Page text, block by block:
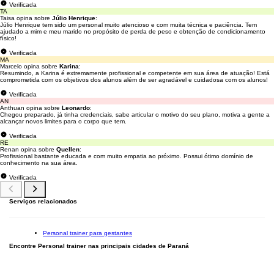
Verificada
TA
Taisa opina sobre Júlio Henrique:
Júlio Henrique tem sido um personal muito atencioso e com muita técnica e paciência. Tem
ajudado a mim e meu marido no propósito de perda de peso e obtenção de condicionamento
físico!
Verificada
MA
Marcelo opina sobre Karina:
Resumindo, a Karina é extremamente profissional e competente em sua área de atuação! Está
comprometida com os objetivos dos alunos além de ser agradável e cuidadosa com os alunos!
Verificada
AN
Anthuan opina sobre Leonardo:
Chegou preparado, já tinha credenciais, sabe articular o motivo do seu plano, motiva a gente a
alcançar novos limites para o corpo que tem.
Verificada
RE
Renan opina sobre Quellen:
Profissional bastante educada e com muito empatia ao próximo. Possui ótimo domínio de
conhecimento na sua área.
Verificada
Serviços relacionados
Personal trainer para gestantes
Encontre Personal trainer nas principais cidades de Paraná